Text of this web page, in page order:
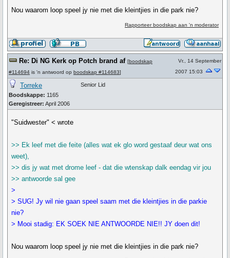
Nou waarom loop speel jy nie met die kleintjies in die park nie?
Rapporteer boodskap aan 'n moderator
Re: Di NG Kerk op Potch brand af [boodskap
#114694 is 'n antwoord op boodskap #114683]
Vr., 14 September
2007 15:03
Torreke
Boodskappe: 1165
Geregistreer: April 2006
Senior Lid
"Suidwester" < wrote
>> Ek leef met die feite (alles wat ek glo word gestaaf deur wat ons
weet),
>> dis jy wat met drome leef - dat die wtenskap dalk eendag vir jou
>> antwoorde sal gee
>
> SUG! Jy wil nie gaan speel saam met die kleintjies in die parkie
nie?
> Mooi stadig: EK SOEK NIE ANTWOORDE NIE!! JY doen dit!
Nou waarom loop speel jy nie met die kleintjies in die park nie?